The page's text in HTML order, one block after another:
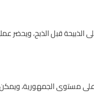
قبل الذبح، ويحضر
مستوى الجمهورية، ويمكن